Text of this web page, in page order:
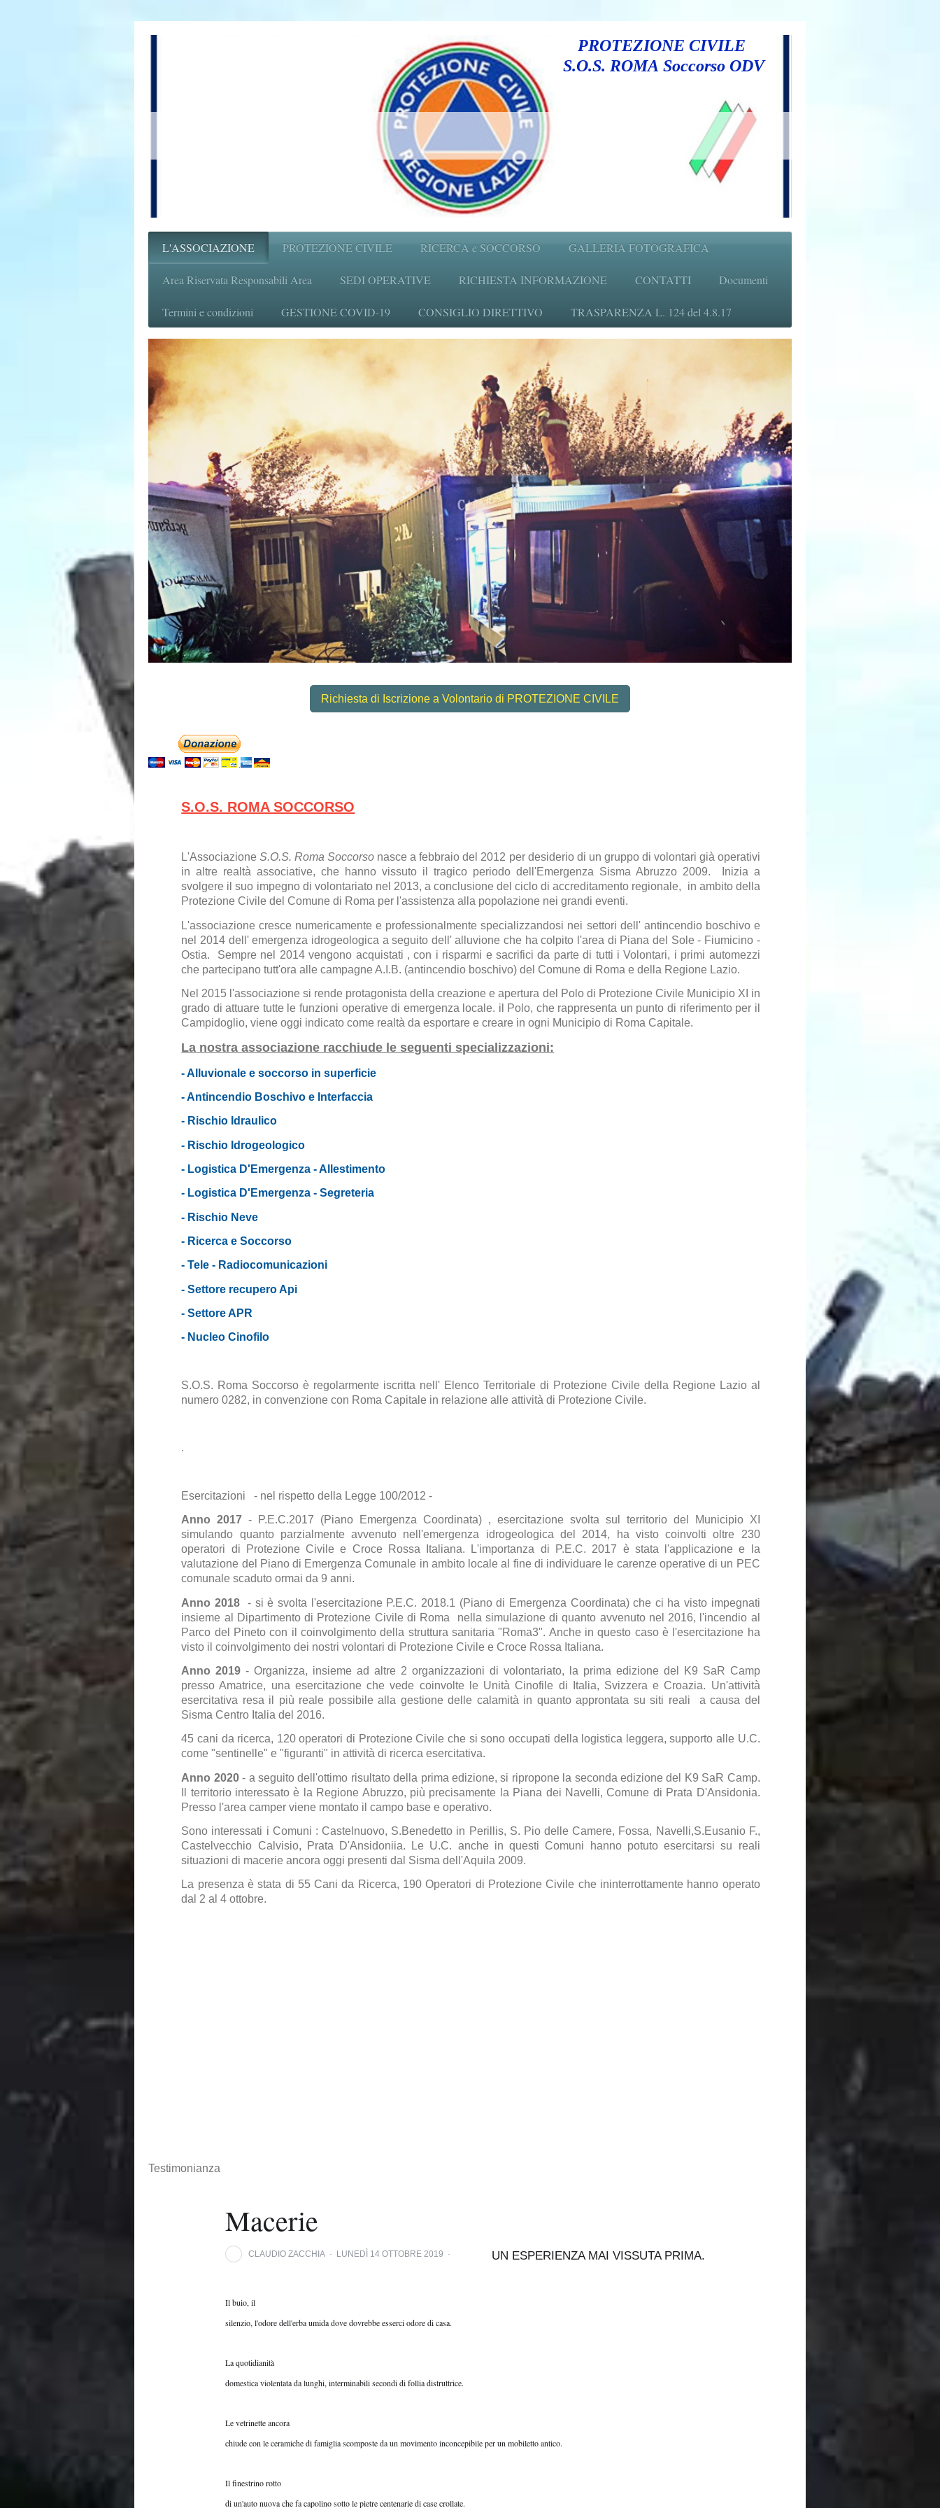
PROTEZIONE CIVILE
S.O.S. ROMA Soccorso ODV
L'ASSOCIAZIONE PROTEZIONE CIVILE RICERCA e SOCCORSO GALLERIA FOTOGRAFICA
Area Riservata Responsabili Area SEDI OPERATIVE RICHIESTA INFORMAZIONE CONTATTI Documenti
Termini e condizioni GESTIONE COVID-19 CONSIGLIO DIRETTIVO TRASPARENZA L. 124 del 4.8.17
Richiesta di Iscrizione a Volontario di PROTEZIONE CIVILE
S.O.S. ROMA SOCCORSO
L'AssociazioneS.O.S. Roma Soccorso nasce a febbraio del 2012 per desiderio di un gruppo di volontari già operativi
in altre realtà associative, che hanno vissuto il tragico periodo dell'Emergenza Sisma Abruzzo 2009. Inizia a
svolgere il suo impegno di volontariato nel 2013, a conclusione del ciclo di accreditamento regionale, in ambito della
Protezione Civile del Comune di Roma per l'assistenza alla popolazione nei grandi eventi.
L'associazione cresce numericamente e professionalmente specializzandosi nei settori dell' antincendio boschivo e
nel 2014 dell' emergenza idrogeologica a seguito dell' alluvione che ha colpito l'area di Piana del Sole - Fiumicino -
Ostia. Sempre nel 2014 vengono acquistati , con i risparmi e sacrifici da parte di tutti i Volontari, i primi automezzi
che partecipano tutt'ora alle campagne A.I.B. (antincendio boschivo) del Comune di Roma e della Regione Lazio.
Nel 2015 l'associazione si rende protagonista della creazione e apertura del Polo di Protezione Civile Municipio XI in
grado di attuare tutte le funzioni operative di emergenza locale. il Polo, che rappresenta un punto di riferimento per il
Campidoglio, viene oggi indicato come realtà da esportare e creare in ogni Municipio di Roma Capitale.
La nostra associazione racchiude le seguenti specializzazioni:
- Alluvionale e soccorso in superficie
- Antincendio Boschivo e Interfaccia
- Rischio Idraulico
- Rischio Idrogeologico
- Logistica D'Emergenza - Allestimento
- Logistica D'Emergenza - Segreteria
- Rischio Neve
- Ricerca e Soccorso
- Tele - Radiocomunicazioni
- Settore recupero Api
- Settore APR
- Nucleo Cinofilo
S.O.S. Roma Soccorso è regolarmente iscritta nell' Elenco Territoriale di Protezione Civile della Regione Lazio al
numero 0282, in convenzione con Roma Capitale in relazione alle attività di Protezione Civile.
.
Esercitazioni - nel rispetto della Legge 100/2012 -
Anno 2017 - P.E.C.2017 (Piano Emergenza Coordinata) , esercitazione svolta sul territorio del Municipio XI
simulando quanto parzialmente avvenuto nell'emergenza idrogeologica del 2014, ha visto coinvolti oltre 230
operatori di Protezione Civile e Croce Rossa Italiana. L'importanza di P.E.C. 2017 è stata l'applicazione e la
valutazione del Piano di Emergenza Comunale in ambito locale al fine di individuare le carenze operative di un PEC
comunale scaduto ormai da 9 anni.
Anno 2018- si è svolta l'esercitazione P.E.C. 2018.1 (Piano di Emergenza Coordinata) che ci ha visto impegnati
insieme al Dipartimento di Protezione Civile di Roma nella simulazione di quanto avvenuto nel 2016, l'incendio al
Parco del Pineto con il coinvolgimento della struttura sanitaria "Roma3". Anche in questo caso è l'esercitazione ha
visto il coinvolgimento dei nostri volontari di Protezione Civile e Croce Rossa Italiana.
Anno 2019 - Organizza, insieme ad altre 2 organizzazioni di volontariato, la prima edizione del K9 SaR Camp
presso Amatrice, una esercitazione che vede coinvolte le Unità Cinofile di Italia, Svizzera e Croazia. Un'attività
esercitativa resa il più reale possibile alla gestione delle calamità in quanto approntata su siti reali a causa del
Sisma Centro Italia del 2016.
45 cani da ricerca, 120 operatori di Protezione Civile che si sono occupati della logistica leggera, supporto alle U.C.
come "sentinelle" e "figuranti" in attività di ricerca esercitativa.
Anno 2020- a seguito dell'ottimo risultato della prima edizione, si ripropone la seconda edizione del K9 SaR Camp.
Il territorio interessato è la Regione Abruzzo, più precisamente la Piana dei Navelli, Comune di Prata D'Ansidonia.
Presso l'area camper viene montato il campo base e operativo.
Sono interessati i Comuni : Castelnuovo, S.Benedetto in Perillis, S. Pio delle Camere, Fossa, Navelli,S.Eusanio F.,
Castelvecchio Calvisio, Prata D'Ansidoniia. Le U.C. anche in questi Comuni hanno potuto esercitarsi su reali
situazioni di macerie ancora oggi presenti dal Sisma dell'Aquila 2009.
La presenza è stata di 55 Cani da Ricerca, 190 Operatori di Protezione Civile che ininterrottamente hanno operato
dal 2 al 4 ottobre.
Testimonianza
Macerie
CLAUDIO ZACCHIA · LUNEDÌ 14 OTTOBRE 2019 · UN ESPERIENZA MAI VISSUTA PRIMA.
Il buio, il
silenzio, l'odore dell'erba umida dove dovrebbe esserci odore di casa.
La quotidianità
domestica violentata da lunghi, interminabili secondi di follia distruttrice.
Le vetrinette ancora
chiude con le ceramiche di famiglia scomposte da un movimento inconcepibile per un mobiletto antico.
Il finestrino rotto
di un'auto nuova che fa capolino sotto le pietre centenarie di case crollate.